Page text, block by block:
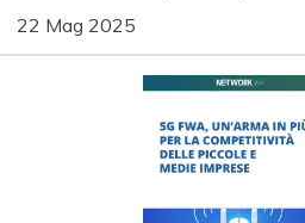
22 Mag 2025